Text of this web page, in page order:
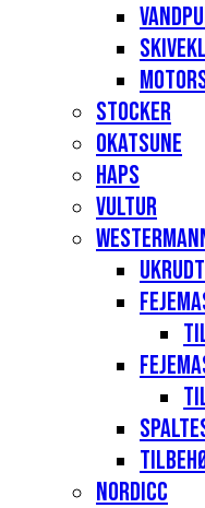
Stocker
Okatsune
Haps
Vultur
Nordicc